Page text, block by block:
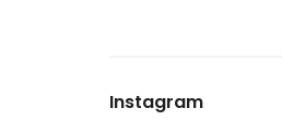
Instagram